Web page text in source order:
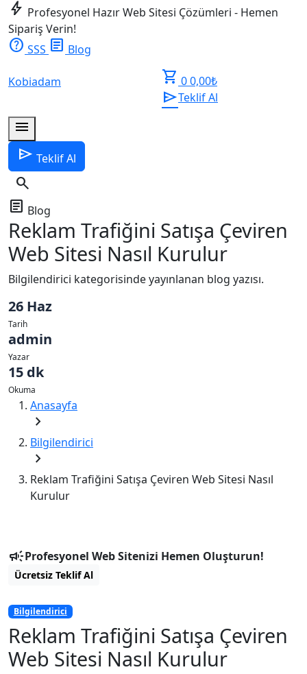
bolt Profesyonel Hazır Web Sitesi Çözümleri - Hemen
Sipariş Verin!
help SSS article Blog
Kobiadam shopping_cart 00,00₺
sendTeklif Al
menu
send Teklif Al
search
article Blog
Reklam Trafiğini Satışa Çeviren
Web Sitesi Nasıl Kurulur
Bilgilendirici kategorisinde yayınlanan blog yazısı.
26 Haz
Tarih
admin
Yazar
15 dk
Okuma
Anasayfa
chevron_right
Bilgilendirici
chevron_right
Reklam Trafiğini Satışa Çeviren Web Sitesi Nasıl
Kurulur
campaignProfesyonel Web Sitenizi Hemen Oluşturun!
Ücretsiz Teklif Al
Bilgilendirici
Reklam Trafiğini Satışa Çeviren
Web Sitesi Nasıl Kurulur